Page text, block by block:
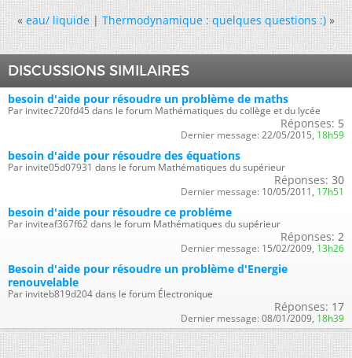
« eau/ liquide|Thermodynamique : quelques questions :) »
DISCUSSIONS SIMILAIRES
besoin d'aide pour résoudre un problème de maths
Par invitec720fd45 dans le forum Mathématiques du collège et du lycée
Réponses: 5
Dernier message: 22/05/2015, 18h59
besoin d'aide pour résoudre des équations
Par invite05d07931 dans le forum Mathématiques du supérieur
Réponses: 30
Dernier message: 10/05/2011, 17h51
besoin d'aide pour résoudre ce probléme
Par inviteaf367f62 dans le forum Mathématiques du supérieur
Réponses: 2
Dernier message: 15/02/2009, 13h26
Besoin d'aide pour résoudre un problème d'Energie
renouvelable
Par inviteb819d204 dans le forum Électronique
Réponses: 17
Dernier message: 08/01/2009, 18h39